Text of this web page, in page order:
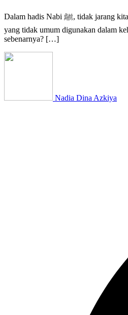
Dalam hadis Nabi ﷺ, tidak jarang kita menemukan istilah-istilah yang terdengar asing bagi sebagian besar masyarakat awam. Kata-kata tersebut, meskipun berasal dari bahasa Arab, terkadang memiliki makna
yang tidak umum digunakan dalam
sebenarnya? […]
Nadia Dina Azkiya